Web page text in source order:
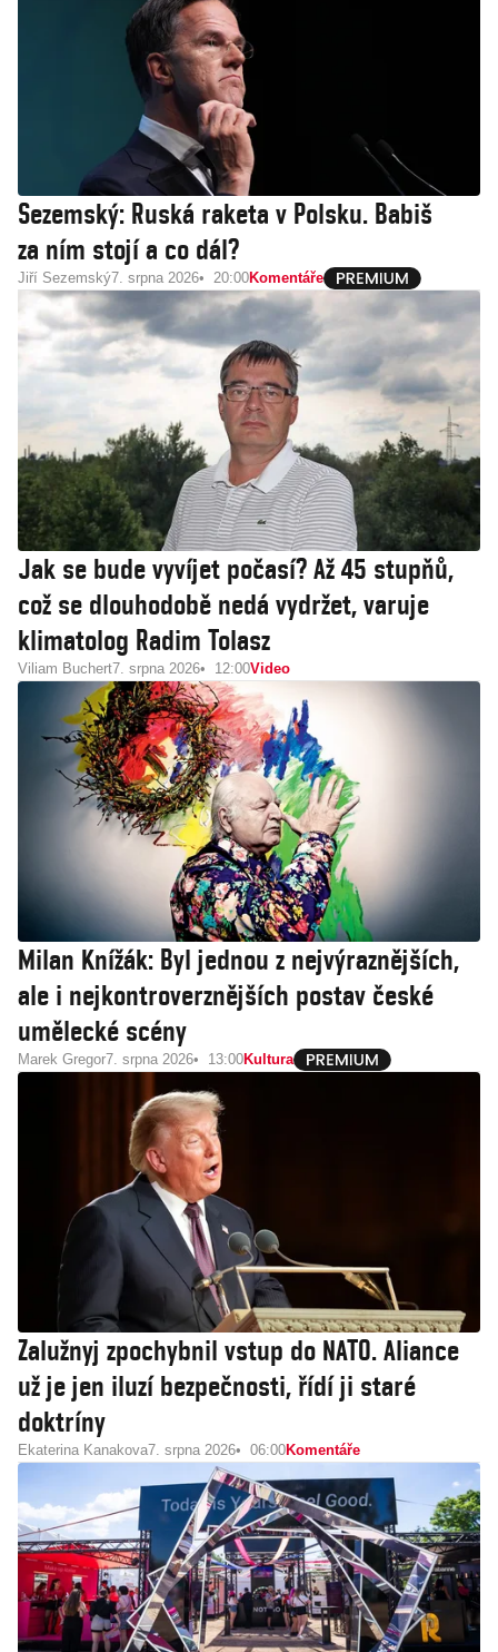
Sezemský: Ruská raketa v Polsku. Babiš
za ním stojí a co dál?
Jiří Sezemský7. srpna 2026 20:00Komentáře
Jak se bude vyvíjet počasí? Až 45 stupňů,
což se dlouhodobě nedá vydržet, varuje
klimatolog Radim Tolasz
Viliam Buchert7. srpna 2026 12:00Video
Milan Knížák: Byl jednou z nejvýraznějších,
ale i nejkontroverznějších postav české
umělecké scény
Marek Gregor7. srpna 2026 13:00Kultura
Zalužnyj zpochybnil vstup do NATO. Aliance
už je jen iluzí bezpečnosti, řídí ji staré
doktríny
Ekaterina Kanakova7. srpna 2026 06:00Komentáře